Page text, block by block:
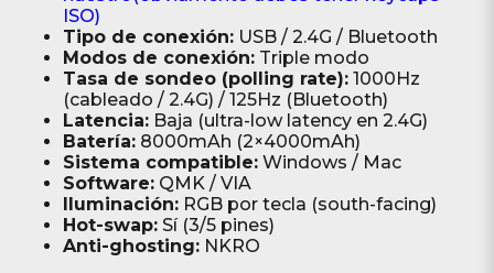
ISO)
Tipo de conexión:USB / 2.4G / Bluetooth
Modos de conexión:Triple modo
Tasa de sondeo (polling rate):1000Hz
(cableado / 2.4G) / 125Hz (Bluetooth)
Latencia:Baja (ultra-low latency en 2.4G)
Batería:8000mAh (2×4000mAh)
Sistema compatible:Windows / Mac
Software:QMK / VIA
Iluminación:RGB por tecla (south-facing)
Hot-swap:Sí (3/5 pines)
Anti-ghosting:NKRO